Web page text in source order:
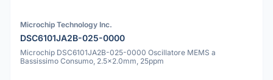
Microchip Technology Inc.
DSC6101JA2B-025-0000
Microchip DSC6101JA2B-025-0000 Oscillatore MEMS a
Bassissimo Consumo, 2.5x2.0mm, 25ppm